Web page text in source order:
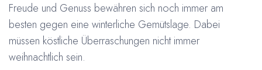
Freude und Genuss bewähren sich noch immer am
besten gegen eine winterliche Gemütslage. Dabei
müssen köstliche Überraschungen nicht immer
weihnachtlich sein.